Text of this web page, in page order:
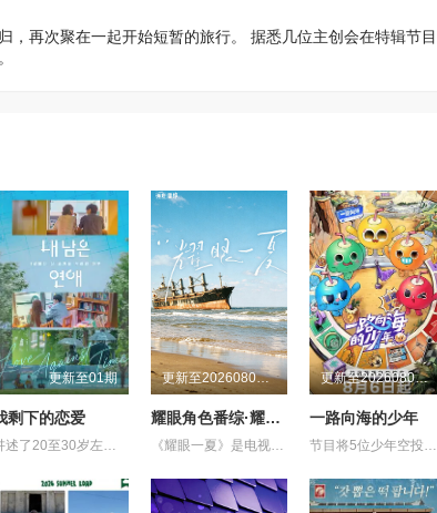
，再次聚在一起开始短暂的旅行。 据悉几位主创会在特辑节目
更新至01期
剩下的恋爱
讲述了20至30岁左右的年轻人在经历人生终点后，寻找真爱的故事。
更新至20260804第1期
耀眼角色番综·耀眼一夏
《耀眼一夏》是电视剧《耀眼》售后的毕业角色番综，由关晓彤、李昀锐、毛俊杰、边天扬、王翰闻、高秋梓原班主演齐聚录制。扎扎亭的老朋友们陆续回来，大家一起笑闹，一起为那场筹备已久的毕业联欢晚会亮灯开场。两天一夜，从二人的精心准备到众人相聚——这场迟来的重聚，终于让那个夏天有了最耀眼的收尾。
更新至20260806(第1期)
一路向海的少年
节目将5位少年空投至离海最远的大陆腹地，他们只有一辆车和一车椰子们，通过在途径补给站完成挑战任务，获取里程盲盒，一路向海，最终解锁终极目标地。这不仅是档公路远行节目，更是一场积蓄力量奔赴山海，在实践中探寻与体验的少年成长旅行真人秀。